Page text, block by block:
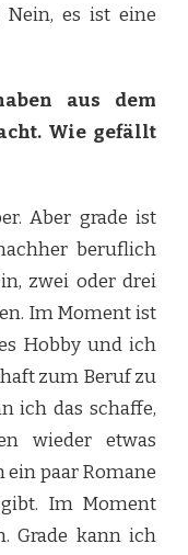
Nein, es ist eine
aus dem
Wie gefällt
Aber grade ist
beruflich
zwei oder drei
Im Moment ist
Hobby und ich
zum Beruf zu
ich das schaffe,
wieder etwas
paar Romane
Im Moment
Grade kann ich